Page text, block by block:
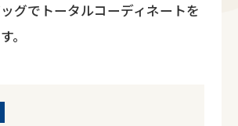
グでトータルコーディネートを
。